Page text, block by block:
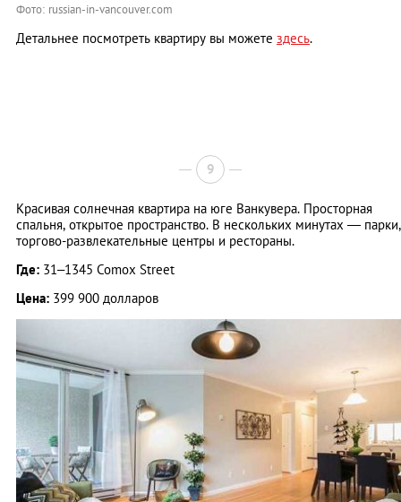
Фото: russian-in-vancouver.com
Детальнее посмотреть квартиру вы можете здесь.
9
Красивая солнечная квартира на юге Ванкувера. Просторная
спальня, открытое пространство. В нескольких минутах — парки,
торгово-развлекательные центры и рестораны.
Где: 31–1345 Comox Street
Цена: 399 900 долларов